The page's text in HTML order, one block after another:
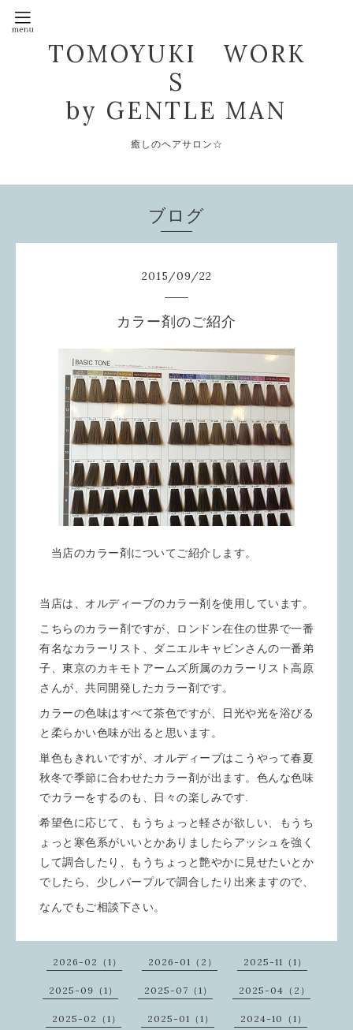
TOMOYUKI WORK
S
by GENTLE MAN
癒しのヘアサロン☆
ブログ
2015/09/22
カラー剤のご紹介
当店のカラー剤についてご紹介します。
当店は、オルディーブのカラー剤を使用しています。
こちらのカラー剤ですが、ロンドン在住の世界で一番
有名なカラーリスト、ダニエルキャビンさんの一番弟
子、東京のカキモトアームズ所属のカラーリスト高原
さんが、共同開発したカラー剤です。
カラーの色味はすべて茶色ですが、日光や光を浴びる
と柔らかい色味が出ると思います。
単色もきれいですが、オルディーブはこうやって春夏
秋冬で季節に合わせたカラー剤が出ます。色んな色味
でカラーをするのも、日々の楽しみです.
希望色に応じて、もうちょっと軽さが欲しい、もうち
ょっと寒色系がいいとかありましたらアッシュを強く
して調合したり、もうちょっと艶やかに見せたいとか
でしたら、少しパープルで調合したり出来ますので、
なんでもご相談下さい。
2026-02（1） 2026-01（2） 2025-11（1）
2025-09（1） 2025-07（1） 2025-04（2）
2025-02（1） 2025-01（1） 2024-10（1）